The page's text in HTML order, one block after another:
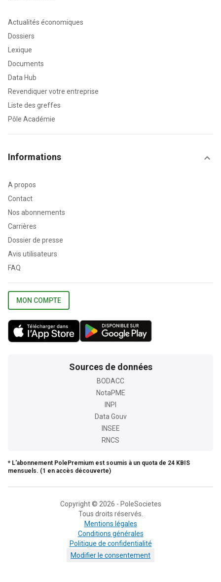
Actualités économiques
Dossiers
Lexique
Documents
Data Hub
Revendiquer votre entreprise
Liste des greffes
Pôle Académie
Informations
A propos
Contact
Nos abonnements
Carrières
Dossier de presse
Avis utilisateurs
FAQ
MON COMPTE
Sources de données
BODACC
NotaPME
INPI
Data Gouv
INSEE
RNCS
* L'abonnement PolePremium est soumis à un quota de 24 KBIS
mensuels. (1 en accès découverte)
Copyright © 2026 - PoleSocietes
Tous droits réservés.
Mentions légales
Conditions générales
Politique de confidentialité
Modifier le consentement